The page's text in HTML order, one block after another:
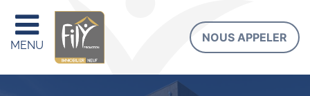
MENU
NOUS APPELER